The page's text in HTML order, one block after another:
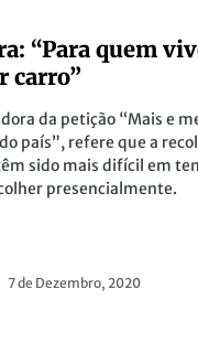
“Para quem
carro”
da petição “Mais e
país”, refere que a
sido mais difícil em
presencialmente.
7 de Dezembro, 2020